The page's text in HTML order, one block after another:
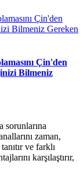
Çin'den
Bilmeniz
sorunlarına
zaman,
ve farklı
karşılaştırır,